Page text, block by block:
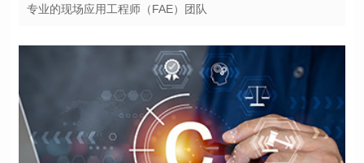
专业的现场应用工程师（FAE）团队